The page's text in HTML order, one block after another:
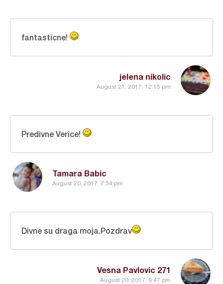
jelena nikolic
August 21, 2017, 12:15 pm
fantasticne!
Tamara Babic
August 20, 2017, 7:54 pm
Predivne Verice!
Vesna Pavlovic 271
August 20, 2017, 6:47 pm
Divne su draga moja.Pozdrav